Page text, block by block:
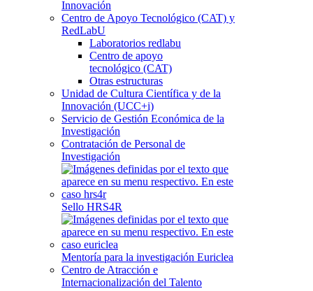
Innovación
Centro de Apoyo Tecnológico (CAT) y
RedLabU
Laboratorios redlabu
Centro de apoyo
tecnológico (CAT)
Otras estructuras
Unidad de Cultura Científica y de la
Innovación (UCC+i)
Servicio de Gestión Económica de la
Investigación
Contratación de Personal de
Investigación
Sello HRS4R
Mentoría para la investigación Euriclea
Centro de Atracción e
Internacionalización del Talento